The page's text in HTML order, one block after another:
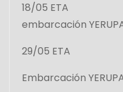
18/05 ETA
embarcación
29/05 ETA
Embarcación